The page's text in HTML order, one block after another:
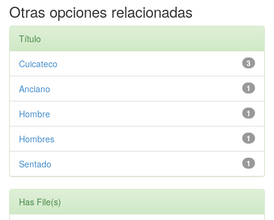
Otras opciones relacionadas
Título
3
Cuicateco
1
Anciano
1
Hombre
1
Hombres
1
Sentado
Has File(s)